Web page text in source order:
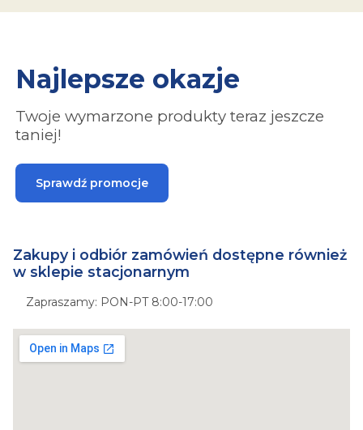
Najlepsze okazje
Twoje wymarzone produkty teraz jeszcze
taniej!
Sprawdź promocje
Zakupy i odbiór zamówień dostępne również
w sklepie stacjonarnym
Zapraszamy: PON-PT 8:00-17:00